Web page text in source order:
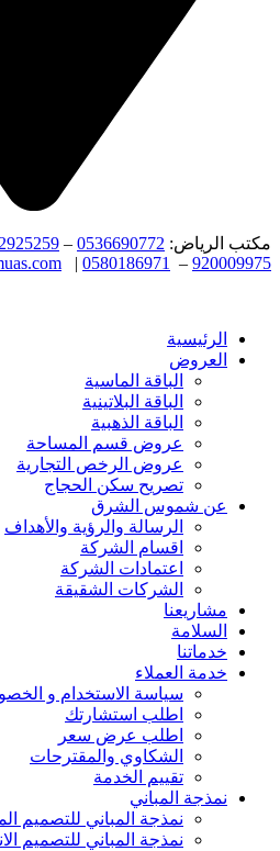
مكتب الرياض: 0536690772
–
920009975
–
0580186971
|
الرئيسية
العروض
الباقة الماسية
الباقة البلاتينية
الباقة الذهبية
عروض قسم المساحة
عروض الرخص التجارية
تصريح سكن الحجاج
عن شموس الشرق
الرسالة والرؤية والأهداف
اقسام الشركة
اعتمادات الشركة
الشركات الشقيقة
مشاريعنا
السلامة
خدماتنا
خدمة العملاء
سياسة الاستخدام و
اطلب استشارتك
اطلب عرض سعر
الشكاوي والمقترحات
تقييم الخدمة
نمذجة المباني
نمذجة المباني للتصمیم
نمذجة المباني للتصمیم